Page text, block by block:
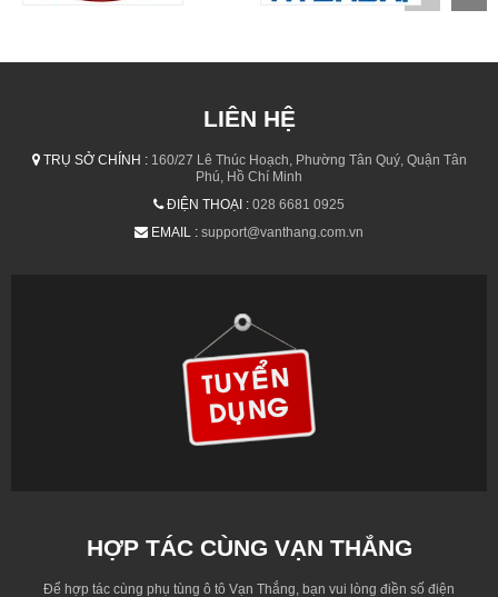
LIÊN HỆ
TRỤ SỞ CHÍNH :160/27 Lê Thúc Hoạch, Phường Tân Quý, Quận Tân
Phú, Hồ Chí Minh
ĐIỆN THOẠI : 028 6681 0925
EMAIL : support@vanthang.com.vn
HỢP TÁC CÙNG VẠN THẮNG
Để hợp tác cùng phụ tùng ô tô Vạn Thắng, bạn vui lòng điền số điện